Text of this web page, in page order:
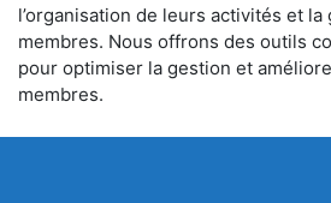
l’organisation de leurs activités et
membres. Nous offrons des outils
pour optimiser la gestion et
membres.